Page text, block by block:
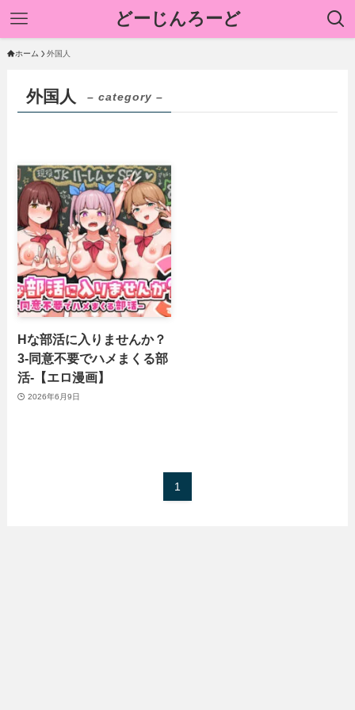
どーじんろーど
ホーム 外国人
外国人 – category –
Hな部活に入りませんか？
3-同意不要でハメまくる部
活-【エロ漫画】
2026年6月9日
1